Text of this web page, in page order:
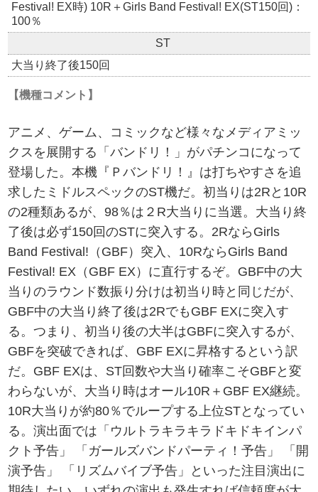
Festival! EX時) 10R＋Girls Band Festival! EX(ST150回)：
100％
ST
大当り終了後150回
【機種コメント】
アニメ、ゲーム、コミックなど様々なメディアミッ
クスを展開する「バンドリ！」がパチンコになって
登場した。本機『Ｐバンドリ！』は打ちやすさを追
求したミドルスペックのST機だ。初当りは2Rと10R
の2種類あるが、98％は２R大当りに当選。大当り終
了後は必ず150回のSTに突入する。2RならGirls
Band Festival!（GBF）突入、10RならGirls Band
Festival! EX（GBF EX）に直行するぞ。GBF中の大
当りのラウンド数振り分けは初当り時と同じだが、
GBF中の大当り終了後は2RでもGBF EXに突入す
る。つまり、初当り後の大半はGBFに突入するが、
GBFを突破できれば、GBF EXに昇格するという訳
だ。GBF EXは、ST回数や大当り確率こそGBFと変
わらないが、大当り時はオール10R＋GBF EX継続。
10R大当りが約80％でループする上位STとなってい
る。演出面では「ウルトラキラキラドキドキインパ
クト予告」 「ガールズバンドパーティ！予告」 「開
演予告」 「リズムバイブ予告」といった注目演出に